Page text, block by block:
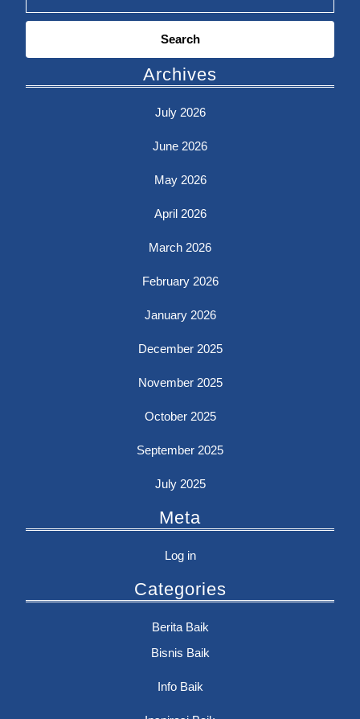
Search
Archives
July 2026
June 2026
May 2026
April 2026
March 2026
February 2026
January 2026
December 2025
November 2025
October 2025
September 2025
July 2025
Meta
Log in
Categories
Berita Baik
Bisnis Baik
Info Baik